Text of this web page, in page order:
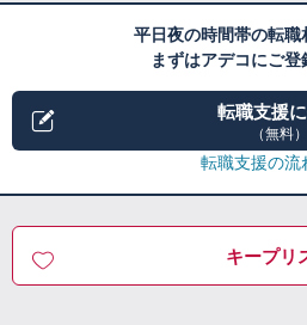
平日夜の時間帯の転職
まずはアデコにご登
転職支援
（無料）
転職支援の流
キープリ